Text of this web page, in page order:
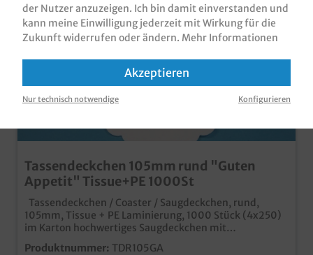
Tassendeckchen 105mm rund "Guten
Appetit" Tissue+PE 1000St
105mm, Tissue + PE Laminierung, 1000 Stück (4x250)
im Karton hochwertiges Saugdeckchen mit
qualitativem Neutraldruck "Guten Appetit" ideal für
Produktnummer: TDR105GA
der Nutzer anzuzeigen. Ich bin damit einverstanden und
kann meine Einwilligung jederzeit mit Wirkung für die
Zukunft widerrufen oder ändern. Mehr Informationen
Akzeptieren
Nur technisch notwendige Konfigurieren